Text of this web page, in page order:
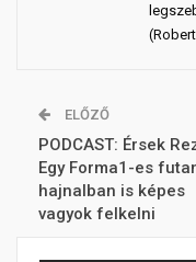
ELŐZŐ
PODCAST: Érsek
Egy Forma1-es
hajnalban is képes
vagyok felkelni